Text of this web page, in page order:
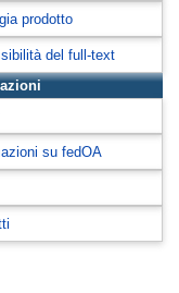
prodotto
del full-text
su fedOA